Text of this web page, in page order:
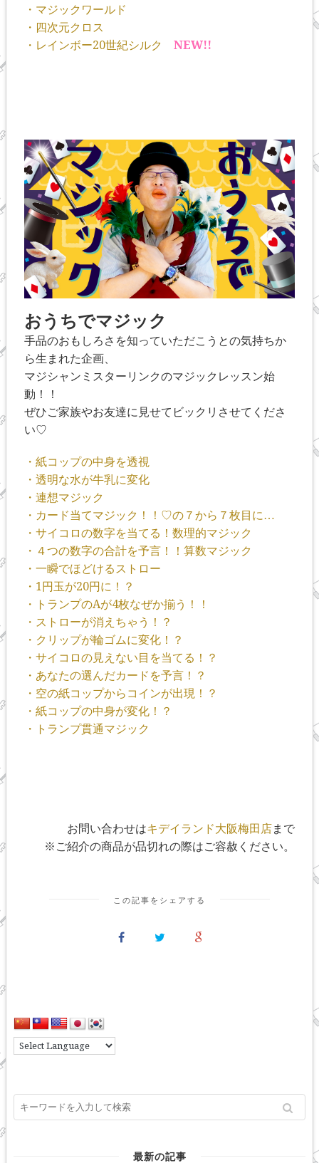
・マジックワールド
・四次元クロス
・レインボー20世紀シルク
NEW!!
おうちでマジック
手品のおもしろさを知っていただこうとの気持ちか
ら生まれた企画、
マジシャンミスターリンクのマジックレッスン始
動！！
ぜひご家族やお友達に見せてビックリさせてくださ
い♡
・紙コップの中身を透視
・透明な水が牛乳に変化
・連想マジック
・カード当てマジック！！♡の７から７枚目に…
・サイコロの数字を当てる！数理的マジック
・４つの数字の合計を予言！！算数マジック
・一瞬でほどけるストロー
・1円玉が20円に！？
・トランプのAが4枚なぜか揃う！！
・ストローが消えちゃう！？
・クリップが輪ゴムに変化！？
・サイコロの見えない目を当てる！？
・あなたの選んだカードを予言！？
・空の紙コップからコインが出現！？
・紙コップの中身が変化！？
・トランプ貫通マジック
お問い合わせはキデイランド大阪梅田店まで
※ご紹介の商品が品切れの際はご容赦ください。
この記事をシェアする
最新の記事